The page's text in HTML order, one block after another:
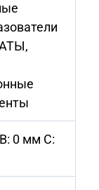
0 мм C: